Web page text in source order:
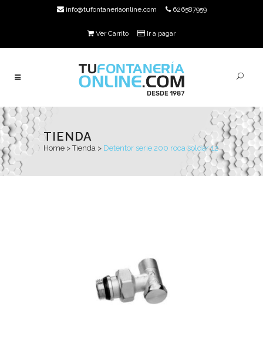
info@tufontaneriaonline.com 626587959
Ver Carrito Ir a pagar
TIENDA
Home >Tienda > Detentor serie 200 roca soldar 12